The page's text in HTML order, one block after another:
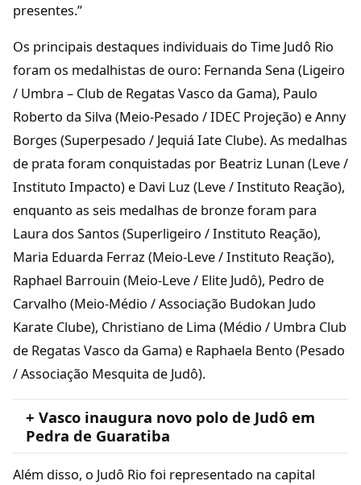
presentes.”
Os principais destaques individuais do Time Judô Rio
foram os medalhistas de ouro: Fernanda Sena (Ligeiro
/ Umbra – Club de Regatas Vasco da Gama), Paulo
Roberto da Silva (Meio-Pesado / IDEC Projeção) e Anny
Borges (Superpesado / Jequiá Iate Clube). As medalhas
de prata foram conquistadas por Beatriz Lunan (Leve /
Instituto Impacto) e Davi Luz (Leve / Instituto Reação),
enquanto as seis medalhas de bronze foram para
Laura dos Santos (Superligeiro / Instituto Reação),
Maria Eduarda Ferraz (Meio-Leve / Instituto Reação),
Raphael Barrouin (Meio-Leve / Elite Judô), Pedro de
Carvalho (Meio-Médio / Associação Budokan Judo
Karate Clube), Christiano de Lima (Médio / Umbra Club
de Regatas Vasco da Gama) e Raphaela Bento (Pesado
/ Associação Mesquita de Judô).
+ Vasco inaugura novo polo de Judô em
Pedra de Guaratiba
Além disso, o Judô Rio foi representado na capital